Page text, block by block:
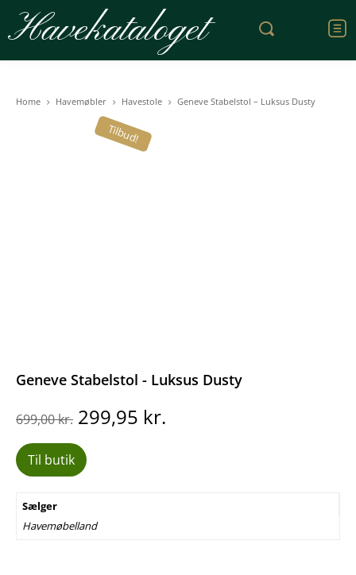
Havekataloget
Home Havemøbler Havestole Geneve Stabelstol – Luksus Dusty
Tilbud!
Geneve Stabelstol - Luksus Dusty
699,00kr. Den
oprindelige
pris
var:
699,00 kr..
299,95 kr.
Til butik
Sælger
Havemøbelland